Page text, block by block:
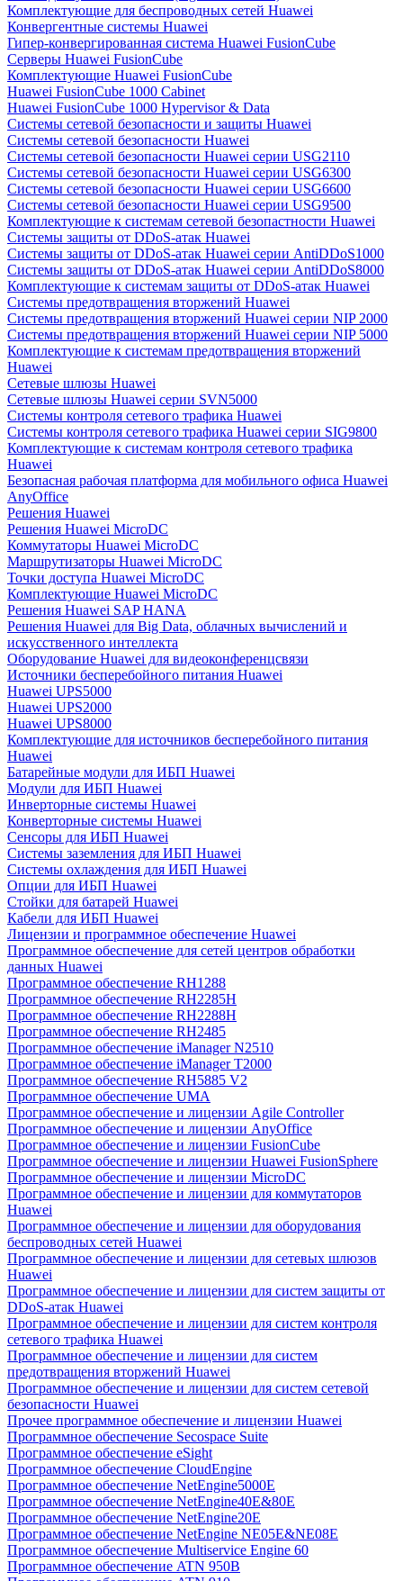
Комплектующие для беспроводных сетей Huawei
Конвергентные системы Huawei
Гипер-конвергированная система Huawei FusionCube
Серверы Huawei FusionCube
Комплектующие Huawei FusionCube
Huawei FusionCube 1000 Cabinet
Huawei FusionCube 1000 Hypervisor & Data
Системы сетевой безопасности и защиты Huawei
Системы сетевой безопасности Huawei
Системы сетевой безопасности Huawei серии USG2110
Системы сетевой безопасности Huawei серии USG6300
Системы сетевой безопасности Huawei серии USG6600
Системы сетевой безопасности Huawei серии USG9500
Комплектующие к системам сетевой безопастности Huawei
Системы защиты от DDoS-атак Huawei
Системы защиты от DDoS-атак Huawei серии AntiDDoS1000
Системы защиты от DDoS-атак Huawei серии AntiDDoS8000
Комплектующие к системам защиты от DDoS-атак Huawei
Системы предотвращения вторжений Huawei
Системы предотвращения вторжений Huawei серии NIP 2000
Системы предотвращения вторжений Huawei серии NIP 5000
Комплектующие к системам предотвращения вторжений
Huawei
Сетевые шлюзы Huawei
Сетевые шлюзы Huawei серии SVN5000
Системы контроля сетевого трафика Huawei
Системы контроля сетевого трафика Huawei серии SIG9800
Комплектующие к системам контроля сетевого трафика
Huawei
Безопасная рабочая платформа для мобильного офиса Huawei
AnyOffice
Решения Huawei
Решения Huawei MicroDC
Коммутаторы Huawei MicroDC
Маршрутизаторы Huawei MicroDC
Точки доступа Huawei MicroDC
Комплектующие Huawei MicroDC
Решения Huawei SAP HANA
Решения Huawei для Big Data, облачных вычислений и
искусственного интеллекта
Оборудование Huawei для видеоконференцсвязи
Источники бесперебойного питания Huawei
Huawei UPS5000
Huawei UPS2000
Huawei UPS8000
Комплектующие для источников бесперебойного питания
Huawei
Батарейные модули для ИБП Huawei
Модули для ИБП Huawei
Инверторные системы Huawei
Конверторные системы Huawei
Сенсоры для ИБП Huawei
Системы заземления для ИБП Huawei
Системы охлаждения для ИБП Huawei
Опции для ИБП Huawei
Стойки для батарей Huawei
Кабели для ИБП Huawei
Лицензии и программное обеспечение Huawei
Программное обеспечение для сетей центров обработки
данных Huawei
Программное обеспечение RH1288
Программное обеспечение RH2285H
Программное обеспечение RH2288H
Программное обеспечение RH2485
Программное обеспечение iManager N2510
Программное обеспечение iManager T2000
Программное обеспечение RH5885 V2
Программное обеспечение UMA
Программное обеспечение и лицензии Agile Controller
Программное обеспечение и лицензии AnyOffice
Программное обеспечение и лицензии FusionCube
Программное обеспечение и лицензии Huawei FusionSphere
Программное обеспечение и лицензии MicroDC
Программное обеспечение и лицензии для коммутаторов
Huawei
Программное обеспечение и лицензии для оборудования
беспроводных сетей Huawei
Программное обеспечение и лицензии для сетевых шлюзов
Huawei
Программное обеспечение и лицензии для систем защиты от
DDoS-атак Huawei
Программное обеспечение и лицензии для систем контроля
сетевого трафика Huawei
Программное обеспечение и лицензии для систем
предотвращения вторжений Huawei
Программное обеспечение и лицензии для систем сетевой
безопасности Huawei
Прочее программное обеспечение и лицензии Huawei
Программное обеспечение Secospace Suite
Программное обеспечение eSight
Программное обеспечение CloudEngine
Программное обеспечение NetEngine5000E
Программное обеспечение NetEngine40E&80E
Программное обеспечение NetEngine20E
Программное обеспечение NetEngine NE05E&NE08E
Программное обеспечение Multiservice Engine 60
Программное обеспечение ATN 950B